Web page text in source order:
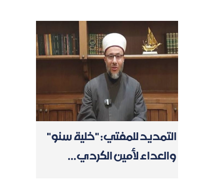
التمديد للمفتي: "خلية سنو"
والعداء لأمين الكردي...